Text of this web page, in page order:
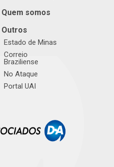
Quem somos
Outros
Estado de Minas
Correio
Braziliense
No Ataque
Portal UAI